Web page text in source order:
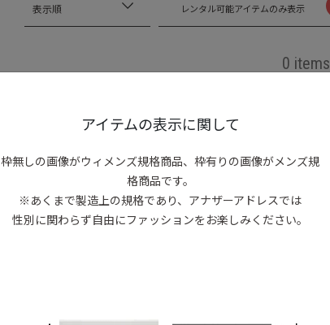
表示順 レンタル可能アイテムのみ表示
0 items
アイテムの表示に関して
枠無しの画像がウィメンズ規格商品、 枠有りの画像がメンズ規
格商品です。
※あくまで製造上の規格であり、アナザーアドレスでは
性別に関わらず自由にファッションをお楽しみください。